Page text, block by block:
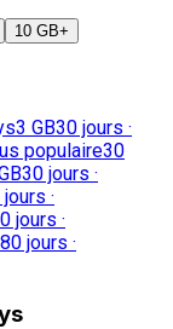
10 GB+
3 GB30 jours ·
populaire30
30 jours ·
·
jours ·
jours ·